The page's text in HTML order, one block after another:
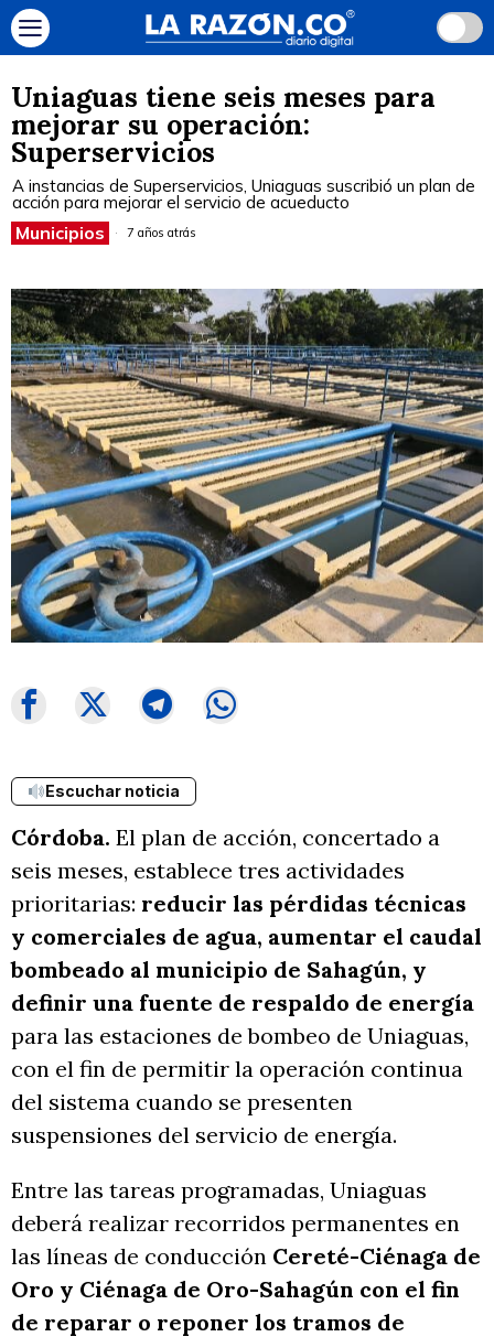
Uniaguas tiene seis meses para
mejorar su operación:
Superservicios
A instancias de Superservicios, Uniaguas suscribió un plan de
acción para mejorar el servicio de acueducto
Municipios 7 años atrás
Escuchar noticia
Córdoba. El plan de acción, concertado a
seis meses, establece tres actividades
prioritarias: reducir las pérdidas técnicas
y comerciales de agua, aumentar el caudal
bombeado al municipio de Sahagún, y
definir una fuente de respaldo de energía
para las estaciones de bombeo de Uniaguas,
con el fin de permitir la operación continua
del sistema cuando se presenten
suspensiones del servicio de energía.
Entre las tareas programadas, Uniaguas
deberá realizar recorridos permanentes en
las líneas de conducción Cereté-Ciénaga de
Oro y Ciénaga de Oro-Sahagún con el fin
de reparar o reponer los tramos de